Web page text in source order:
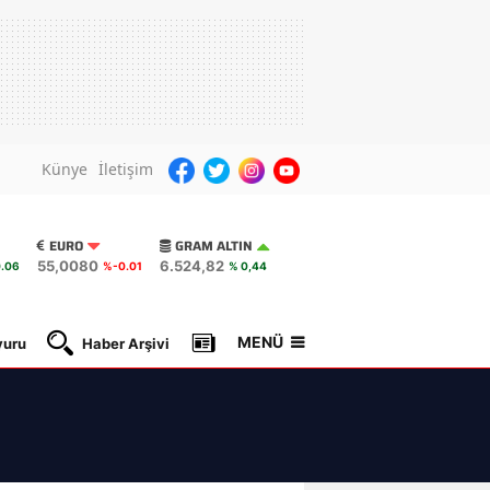
Künye İletişim
EURO
55,0080 %-0.01
GRAM ALTIN
6.524,82 % 0,44
Haber Arşivi Gazete Manşetleri
MENÜ